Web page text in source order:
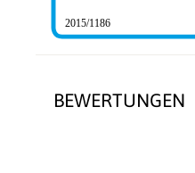
BEWERTUNGEN
2015/1186